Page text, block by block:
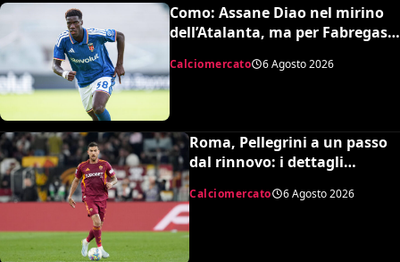
Como: Assane Diao nel mirino
dell’Atalanta, ma per Fabregas
Calciomercato 6 Agosto 2026
Roma, Pellegrini a un passo
dal rinnovo: i dettagli
Calciomercato 6 Agosto 2026